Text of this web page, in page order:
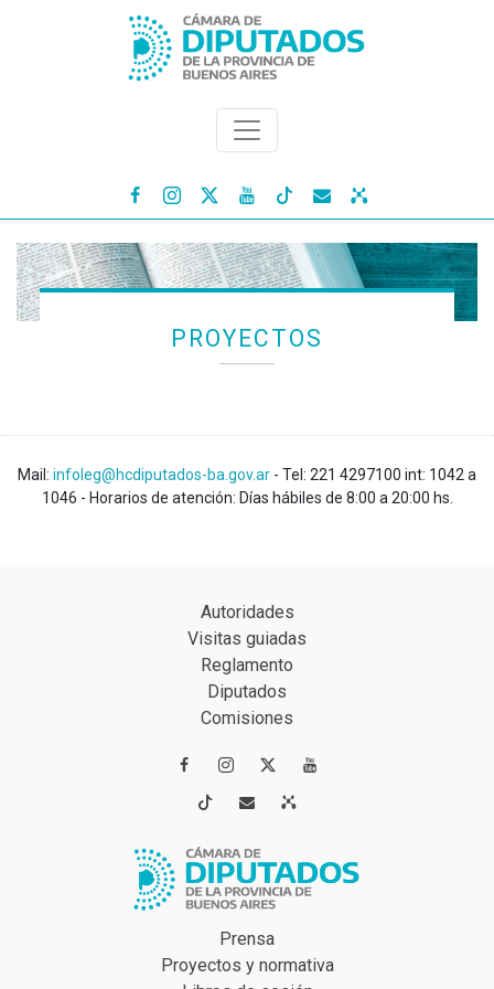
   
PROYECTOS
Mail: infoleg@hcdiputados-ba.gov.ar - Tel: 221 4297100 int: 1042 a
1046 - Horarios de atención: Días hábiles de 8:00 a 20:00 hs.
Autoridades
Visitas guiadas
Reglamento
Diputados
Comisiones
 
 
Prensa
Proyectos y normativa